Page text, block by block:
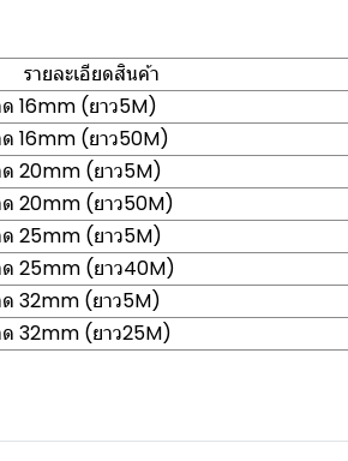
รายละเอียดสินค้า
16mm (ยาว5M)
16mm (ยาว50M)
20mm (ยาว5M)
20mm (ยาว50M)
25mm (ยาว5M)
25mm (ยาว40M)
32mm (ยาว5M)
32mm (ยาว25M)